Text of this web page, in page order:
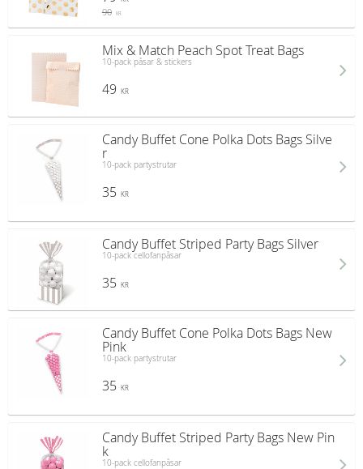
90 KR
Mix & Match Peach Spot Treat Bags
10-pack påsar & stickers
49 KR
Candy Buffet Cone Polka Dots Bags Silve
r
10-pack partystrutar
35 KR
Candy Buffet Striped Party Bags Silver
10-pack cellofanpåsar
35 KR
Candy Buffet Cone Polka Dots Bags New
Pink
10-pack partystrutar
35 KR
Candy Buffet Striped Party Bags New Pin
k
10-pack cellofanpåsar